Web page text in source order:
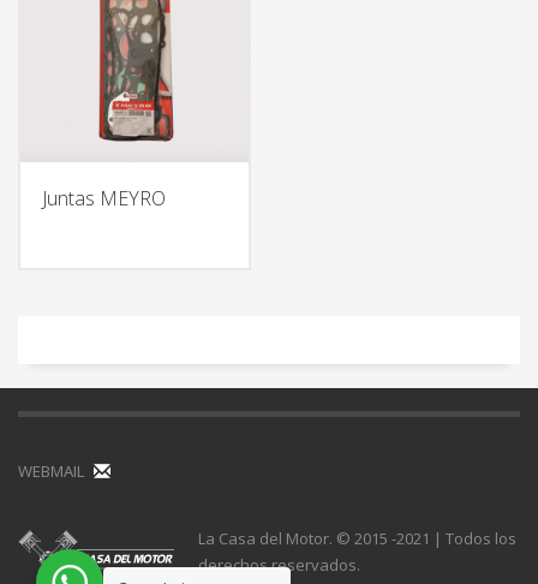
Juntas MEYRO
WEBMAIL
La Casa del Motor. © 2015 -2021 | Todos los
derechos reservados.